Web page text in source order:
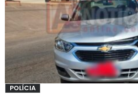
POLÍCIA